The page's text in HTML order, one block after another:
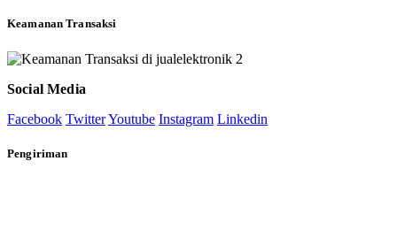
Keamanan Transaksi
Social Media
Facebook TwitterYoutube Instagram Linkedin
Pengiriman